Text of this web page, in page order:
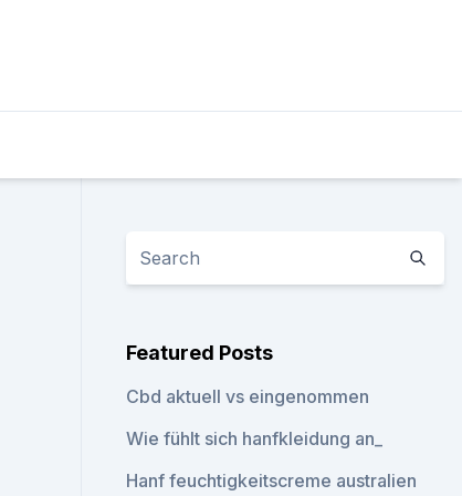
Featured Posts
Cbd aktuell vs eingenommen
Wie fühlt sich hanfkleidung an_
Hanf feuchtigkeitscreme australien